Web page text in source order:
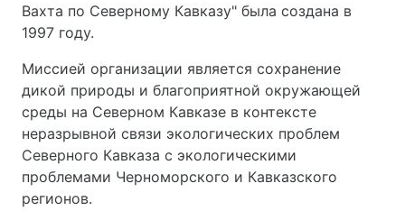
Вахта по Северному Кавказу" была создана в
1997 году.
Миссией организации является сохранение
дикой природы и благоприятной окружающей
среды на Северном Кавказе в контексте
неразрывной связи экологических проблем
Северного Кавказа с экологическими
проблемами Черноморского и Кавказского
регионов.